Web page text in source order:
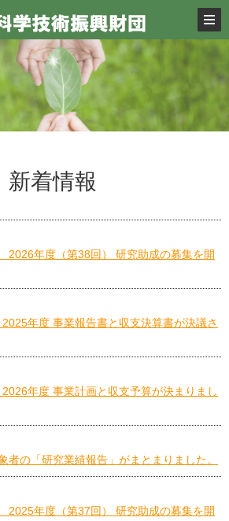
新着情報
年度（第38回） 研究助成の募集を開
年度 事業報告書と収支決算書が決議さ
年度 事業計画と収支予算が決まりまし
者の「研究業績報告」がまとまりました。
年度（第37回） 研究助成の募集を開